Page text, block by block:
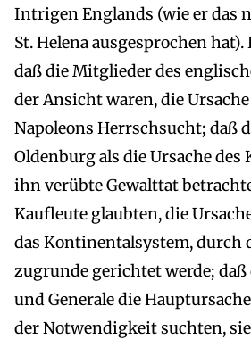
Intrigen Englands (wie er das
St. Helena ausgesprochen
daß die Mitglieder des
der Ansicht waren, die
Napoleons Herrschsucht; daß
Oldenburg als die Ursache des
ihn verübte Gewalttat
Kaufleute glaubten, die
das Kontinentalsystem, durch
zugrunde gerichtet werde; daß
und Generale die
der Notwendigkeit suchten,